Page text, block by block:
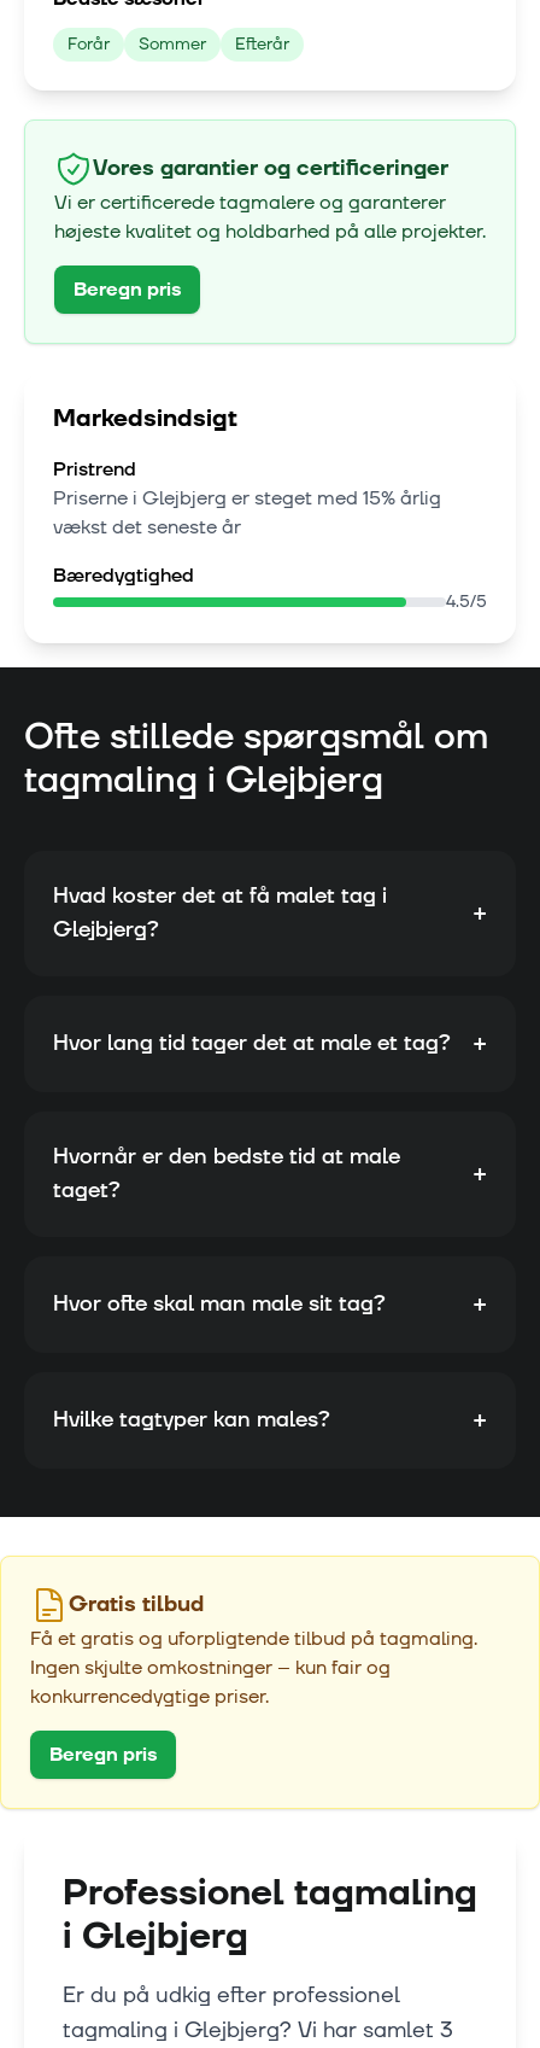
Forår Sommer Efterår
Vores garantier og certificeringer
Vi er certificerede tagmalere og garanterer
højeste kvalitet og holdbarhed på alle projekter.
Beregn pris
Markedsindsigt
Pristrend
Priserne i Glejbjerg er steget med 15% årlig
vækstdet seneste år
Bæredygtighed
4.5/5
Ofte stillede spørgsmål om
tagmaling i Glejbjerg
Hvad koster det at få malet tag i
Glejbjerg?
+
Hvor lang tid tager det at male et tag? +
Hvornår er den bedste tid at male
taget?
+
Hvor ofte skal man male sit tag? +
Hvilke tagtyper kan males? +
Gratis tilbud
Få et gratis og uforpligtende tilbud på tagmaling.
Ingen skjulte omkostninger – kun fair og
konkurrencedygtige priser.
Beregn pris
Professionel tagmaling
i Glejbjerg
Er du på udkig efter professionel
tagmaling i Glejbjerg? Vi har samlet 3